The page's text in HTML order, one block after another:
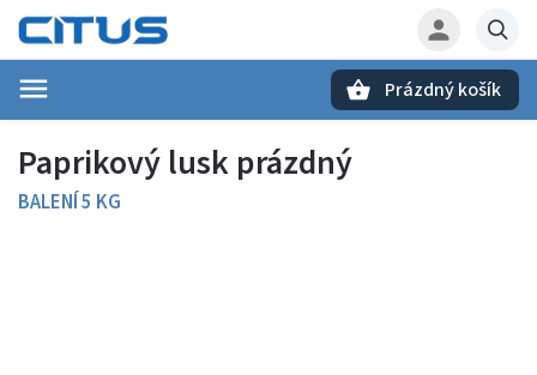
Prázdný košík
Paprikový lusk prázdný
BALENÍ 5 KG